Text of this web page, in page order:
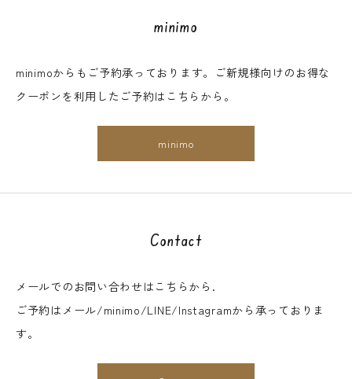
minimo
minimoからもご予約承っております。ご新規様向けのお得な
クーポンを利用したご予約はこちらから。
minimo
Contact
メールでのお問い合わせはこちらから.
ご予約はメール/minimo/LINE/Instagramから承っておりま
す。